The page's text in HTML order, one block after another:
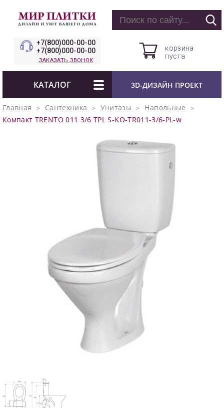
+7(800)000-00-00
+7(800)000-00-00
ЗАКАЗАТЬ ЗВОНОК
корзина
пуста
КАТАЛОГ 3D-ДИЗАЙН ПРОЕКТ
Главная Сантехника Унитазы
Напольные
Компакт TRENTO 011 3/6 TPL S-KO-TR011-3/6-PL-w